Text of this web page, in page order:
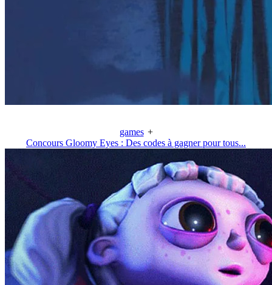
games +
Concours Gloomy Eyes : Des codes à gagner pour tous...